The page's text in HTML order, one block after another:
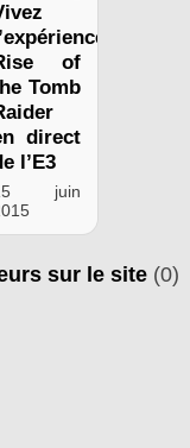
of
Tomb
direct
l’E3
juin
sur le site (0)